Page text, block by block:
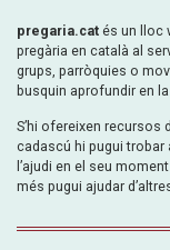
pregaria.cat és un lloc
pregària en català al
grups, parròquies o
busquin aprofundir en
S’hi ofereixen recursos
cadascú hi pugui trobar
l’ajudi en el seu
més pugui ajudar